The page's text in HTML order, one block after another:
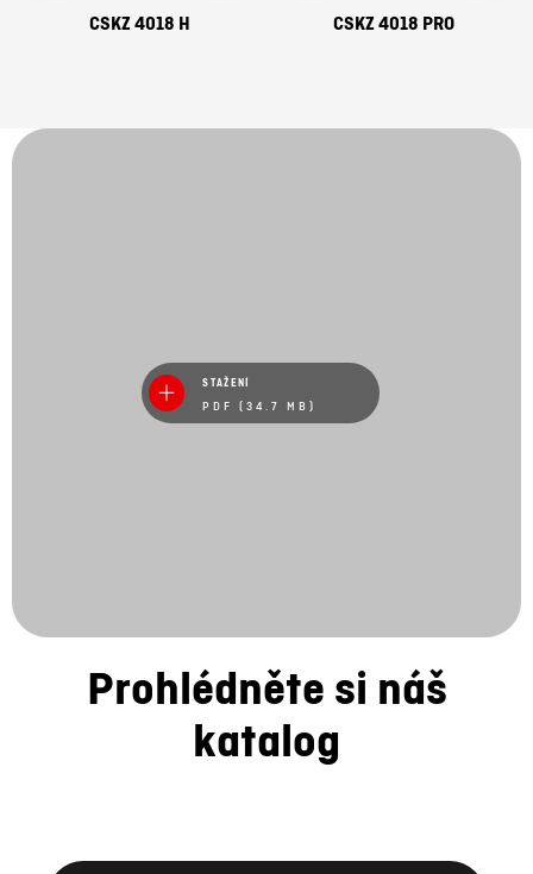
CSKZ 4018 H CSKZ 4018 PRO
STAŽENÍ
PDF (34.7 MB)
Prohlédněte si náš
katalog